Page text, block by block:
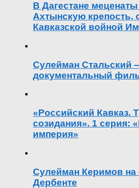
В Дагестане
Ахтынскую крепость,
Кавказской войной
Сулейман Стальский
документальный
«Российский Кавказ.
созидания». 1 серия:
империя»
Сулейман Керимов на
Дербенте